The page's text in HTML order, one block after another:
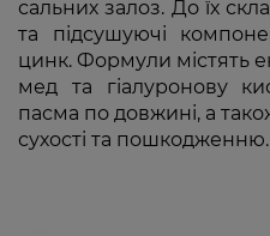
сальних залоз. До їх
та підсушуючі
цинк. Формули містять
мед та гіалуронову
пасма по довжині, а
сухості та пошкодженню.